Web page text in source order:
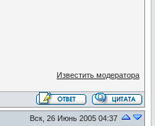
Известить модератора
Вск, 26 Июнь 2005 04:37